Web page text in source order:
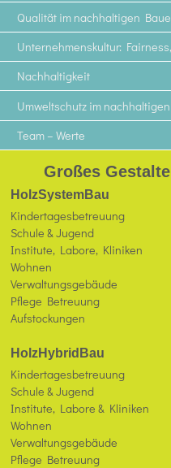
Qualität im nachhaltigen
Unternehmenskultur:
Nachhaltigkeit
Umweltschutz im
Team – Werte
Großes
HolzSystemBau
Kindertagesbetreuung
Schule & Jugend
Institute, Labore, Kliniken
Wohnen
Verwaltungsgebäude
Pflege Betreuung
Aufstockungen
HolzHybridBau
Kindertagesbetreuung
Schule & Jugend
Institute, Labore & Kliniken
Wohnen
Verwaltungsgebäude
Pflege Betreuung